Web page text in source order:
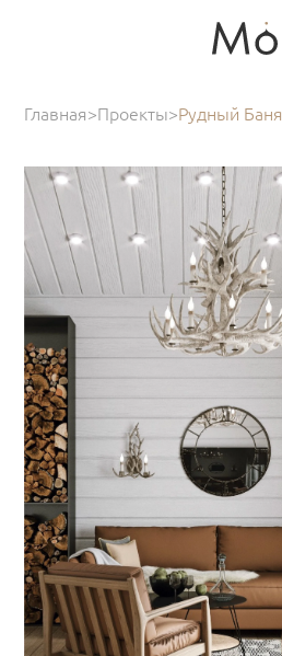
Главная>Проекты>Рудный Баня